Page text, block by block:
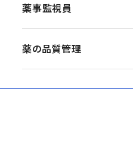
薬事監視員
薬の品質管理